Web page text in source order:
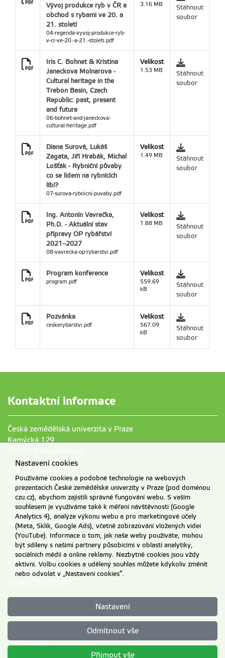
Vývoj produkce ryb v ČR a
obchod s rybami ve 20. a
21. století
04-regenda-vyvoj-produkce-ryb-
v-cr-ve-20.-a-21.-stoleti.pdf
3.16 MB
Stáhnout
soubor
Iris C. Bohnet & Kristina
Janeckova Molnarova -
Cultural heritage in the
Trebon Basin, Czech
Republic: past, present
and future
06-bohnet-and-janeckova-
cultural-heritage.pdf
Velikost
1.53 MB
Stáhnout
soubor
Diana Surová, Lukáš
Zagata, Jiří Hrabák, Michal
Lošťák - Rybniční půvaby
co se lidem na rybnících
líbí?
07-surova-rybnicni-puvaby.pdf
Velikost
1.49 MB
Stáhnout
soubor
Ing. Antonín Vavrečka,
Ph.D. - Aktuální stav
přípravy OP rybářství
2021–2027
08-vavrecka-op-rybarstvi.pdf
Velikost
1.88 MB
Stáhnout
soubor
Program konference
program.pdf
Velikost
559.69
kB
Stáhnout
soubor
Pozvánka
ceskerybarstvi.pdf
Velikost
567.09
kB
Stáhnout
soubor
Kontaktní informace
Česká zemědělská univerzita v Praze
Kamýcká 129
DIČ: CZ60460709
ID datové schránky ČZU: 3hdj9cb
Tel. ústředna: +420 224 381 111
GPS souřadnice: 50,129976, 14,373707
PIC: 999912570
OID: E10209207
Materiály umístěné na tomto webu mohou být publikovány pouze se
souhlasem ČZU.
Informace o zpracování a ochraně osobních údajů na ČZU v Praze
Nastavení cookies
Používáme cookies a podobné technologie na webových
prezentacích České zemědělské univerzity v Praze (pod doménou
czu.cz), abychom zajistili správné fungování webu. S vaším
souhlasem je využíváme také k měření návštěvnosti (Google
Analytics 4), analýze výkonu webu a pro marketingové účely
(Meta, Sklik, Google Ads), včetně zobrazování vložených videí
(YouTube). Informace o tom, jak naše weby používáte, mohou
být sdíleny s našimi partnery působícími v oblasti analytiky,
sociálních médií a online reklamy. Nezbytné cookies jsou vždy
aktivní. Volbu cookies a udělený souhlas můžete kdykoliv změnit
nebo odvolat v „Nastavení cookies“.
Nastavení
Odmítnout vše
Přijmout vše